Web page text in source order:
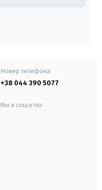
Номер телефона:
+38 044 390 5077
Мы в соцсетях: